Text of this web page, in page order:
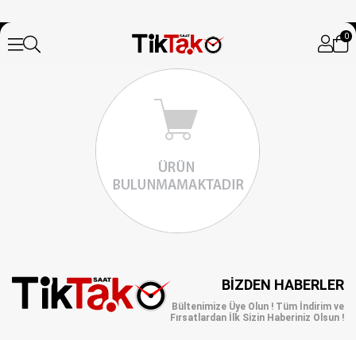
0
BIZDEN HABERLER
Bültenimize Üye Olun ! Tüm İndirim ve
Fırsatlardan İlk Sizin Haberiniz Olsun !